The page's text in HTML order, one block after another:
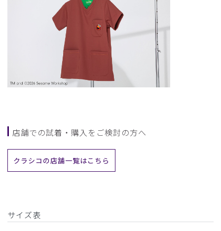
店舗での試着・購入をご検討の方へ
クラシコの店舗一覧はこちら
サイズ表